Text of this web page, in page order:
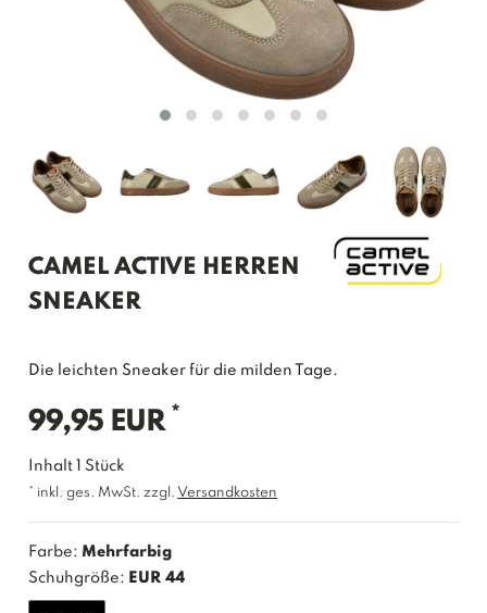
CAMEL ACTIVE HERREN
SNEAKER
Die leichten Sneaker für die milden Tage.
99,95 EUR *
Inhalt1Stück
* inkl. ges. MwSt. zzgl. Versandkosten
Farbe: Mehrfarbig
Schuhgröße: EUR 44